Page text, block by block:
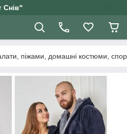
Снів"
піжами, домашні костюми,